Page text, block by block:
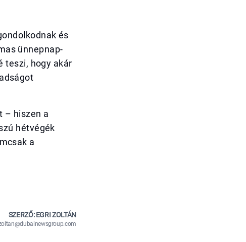
és
ünnepnap-
teszi, hogy akár
– hiszen a
hétvégék
a
SZERZŐ: EGRI ZOLTÁN